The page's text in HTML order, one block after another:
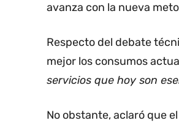
avanza con la nueva
Respecto del debate
mejor los consumos
servicios que hoy son
No obstante, aclaró que